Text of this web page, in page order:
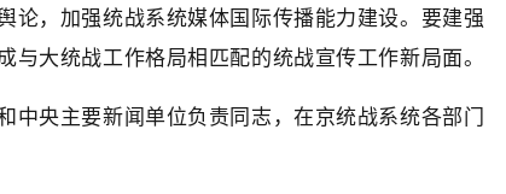
论，加强统战系统媒体国际传播能力建设。要建强
大统战工作格局相匹配的统战宣传工作新局面。
中央主要新闻单位负责同志，在京统战系统各部门